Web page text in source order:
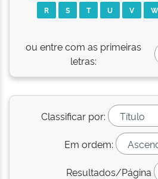
R
S T U V W
ou entre com as primeiras
letras:
Classificar por:
Em ordem:
Resultados/Página